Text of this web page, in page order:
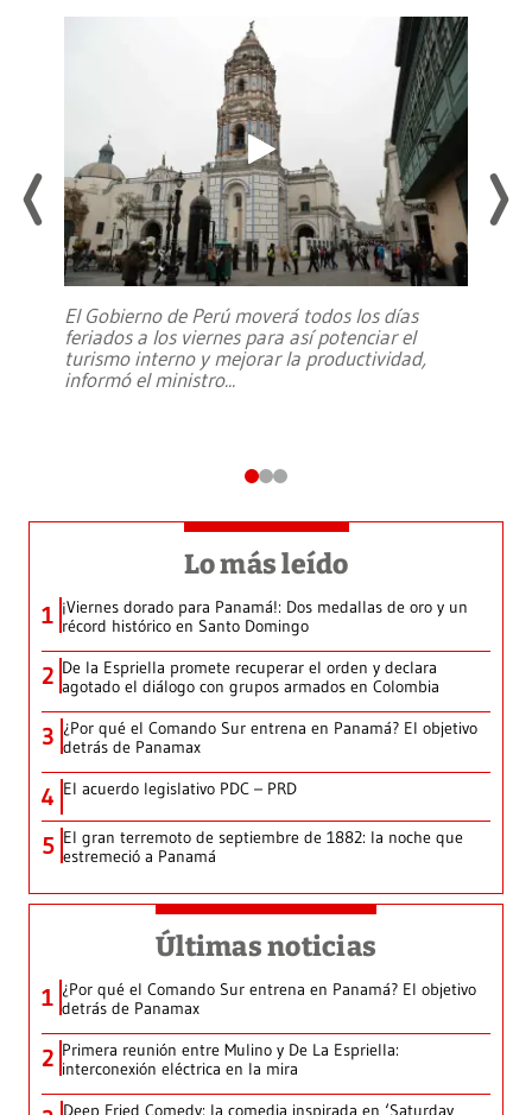
El Gobierno de Perú moverá todos los días
feriados a los viernes para así potenciar el
turismo interno y mejorar la productividad,
informó el ministro...
Lo más leído
1 ¡Viernes dorado para Panamá!: Dos medallas de oro y un
récord histórico en Santo Domingo
2 De la Espriella promete recuperar el orden y declara
agotado el diálogo con grupos armados en Colombia
3 ¿Por qué el Comando Sur entrena en Panamá? El objetivo
detrás de Panamax
4 El acuerdo legislativo PDC – PRD
5 El gran terremoto de septiembre de 1882: la noche que
estremeció a Panamá
Últimas noticias
1 ¿Por qué el Comando Sur entrena en Panamá? El objetivo
detrás de Panamax
2 Primera reunión entre Mulino y De La Espriella:
interconexión eléctrica en la mira